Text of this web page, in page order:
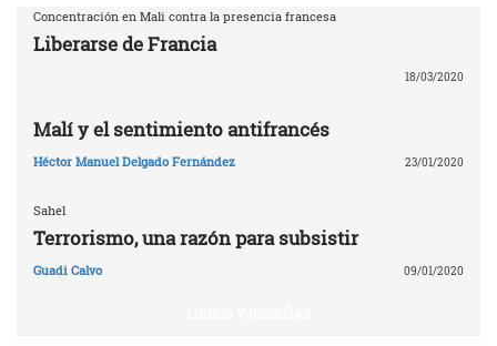
Concentración en Mali contra la presencia francesa
Liberarse de Francia
18/03/2020
Malí y el sentimiento antifrancés
Héctor Manuel Delgado Fernández 23/01/2020
Sahel
Terrorismo, una razón para subsistir
Guadi Calvo 09/01/2020